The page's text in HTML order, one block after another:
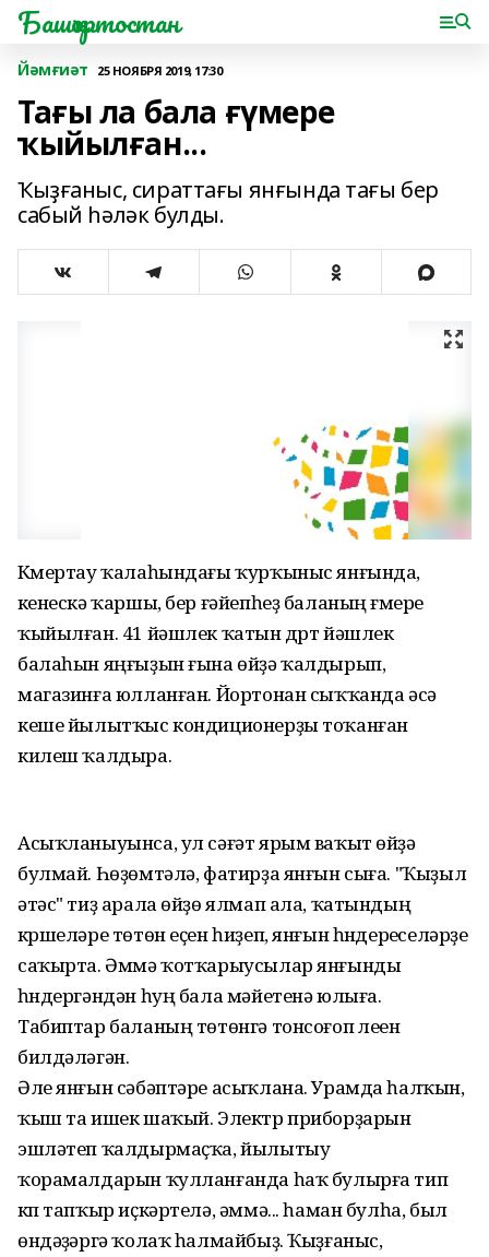
Башҡортостан
Йәмғиәт 25 НОЯБРЯ 2019, 17:30
Тағы ла бала ғүмере
ҡыйылған...
Ҡыҙғаныс, сираттағы янғында тағы бер
сабый һәләк булды.
Күмертау ҡалаһындағы ҡурҡыныс янғында,
үкенескә ҡаршы, бер ғәйепһеҙ баланың ғүмере
ҡыйылған. 41 йәшлек ҡатын дүрт йәшлек
балаһын яңғыҙын ғына өйҙә ҡалдырып,
магазинға юлланған. Йортонан сыҡҡанда әсә
кеше йылытҡыс кондиционерҙы тоҡанған
килеш ҡалдыра.
Асыҡланыуынса, ул сәғәт ярым ваҡыт өйҙә
булмай. Һөҙөмтәлә, фатирҙа янғын сыға. "Ҡыҙыл
әтәс" тиҙ арала өйҙө ялмап ала, ҡатындың
күршеләре төтөн еҫен һиҙеп, янғын һүндереүселәрҙе
саҡырта. Әммә ҡотҡарыусылар янғынды
һүндергәндән һуң бала мәйетенә юлыға.
Табиптар баланың төтөнгә тонсоғоп үлеүен
билдәләгән.
Әле янғын сәбәптәре асыҡлана. Урамда һалҡын,
ҡыш та ишек шаҡый. Электр приборҙарын
эшләтеп ҡалдырмаҫҡа, йылытыу
ҡорамалдарын ҡулланғанда һаҡ булырға тип
күп тапҡыр иҫкәртелә, әммә... һаман булһа, был
өндәүҙәргә ҡолаҡ һалмайбыҙ. Ҡыҙғаныс,